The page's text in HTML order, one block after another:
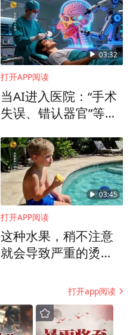
03:32
打开APP阅读
当AI进入医院：“手术
失误、错认器官”等风
03:45
打开APP阅读
这种水果，稍不注意
就会导致严重的烫伤
童更容易中招打开app阅读